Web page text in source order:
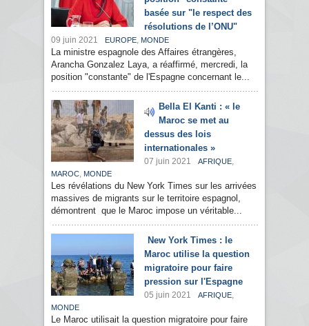
basée sur "le respect des
résolutions de l’ONU"
09 juin 2021 EUROPE, MONDE
La ministre espagnole des Affaires étrangères,
Arancha Gonzalez Laya, a réaffirmé, mercredi, la
position "constante" de l'Espagne concernant le...
Bella El Kanti : « le
Maroc se met au
dessus des lois
internationales »
07 juin 2021 AFRIQUE,
MAROC, MONDE
Les révélations du New York Times sur les arrivées
massives de migrants sur le territoire espagnol,
démontrent que le Maroc impose un véritable...
New York Times : le
Maroc utilise la question
migratoire pour faire
pression sur l'Espagne
05 juin 2021 AFRIQUE,
MONDE
Le Maroc utilisait la question migratoire pour faire